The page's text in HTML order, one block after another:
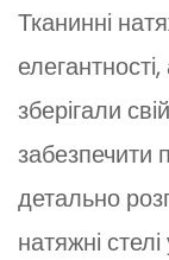
Тканинні
зберігали
забезпечити
детально
натяжні